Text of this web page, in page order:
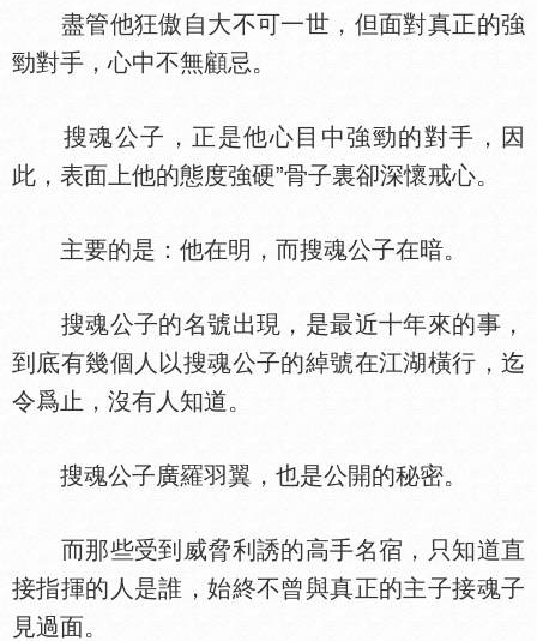
盡管他狂傲自大不可一世，但面對真正的強
勁對手，心中不無顧忌。
搜魂公子，正是他心目中強勁的對手，因
此，表面上他的態度強硬”骨子裏卻深懷戒心。
主要的是：他在明，而搜魂公子在暗。
搜魂公子的名號出現，是最近十年來的事，
到底有幾個人以搜魂公子的綽號在江湖橫行，迄
令爲止，沒有人知道。
搜魂公子廣羅羽翼，也是公開的秘密。
而那些受到威脅利誘的高手名宿，只知道直
接指揮的人是誰，始終不曾與真正的主子接魂子
見過面。